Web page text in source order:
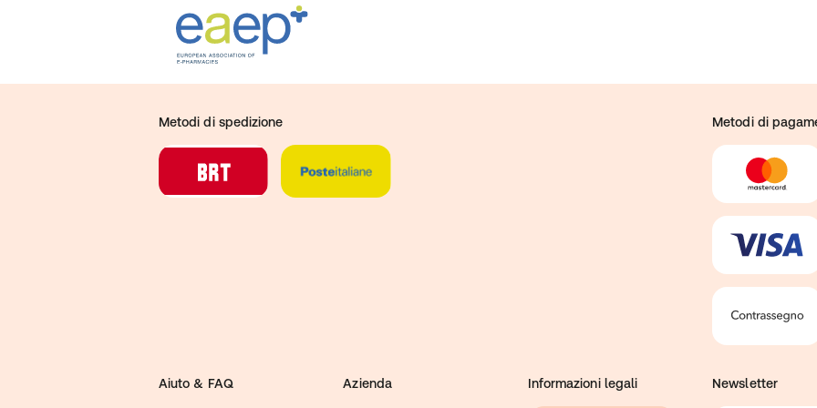
Metodi di spedizione Metodi di
Aiuto & FAQ Azienda Informazioni legali Newsletter